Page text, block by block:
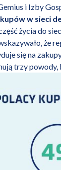
i Izby
w sieci
życia do
że
się na
trzy